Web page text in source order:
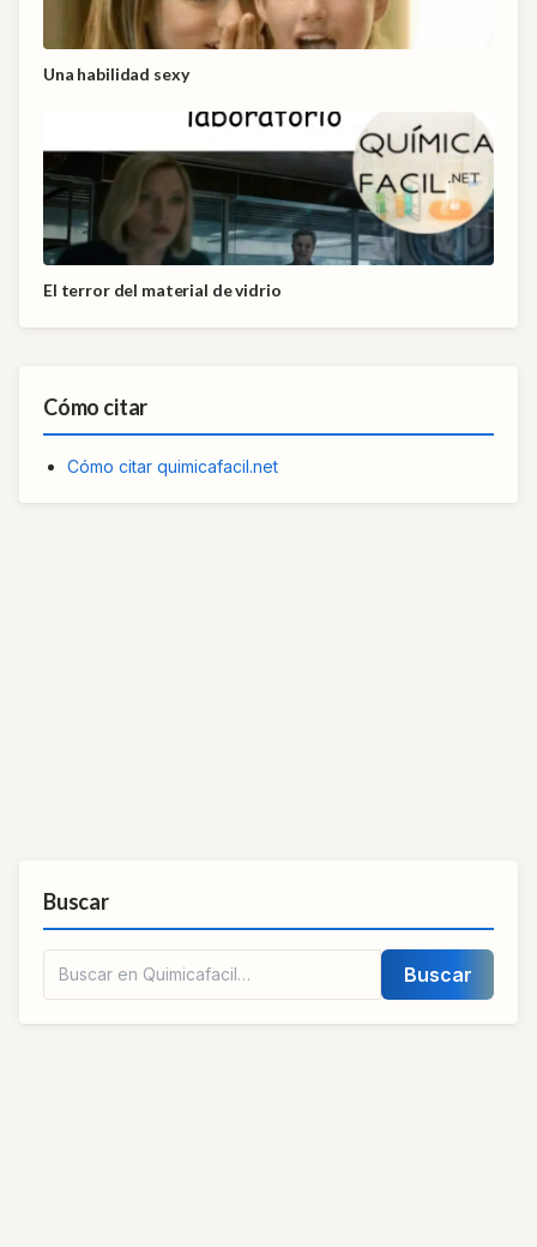
Una habilidad sexy
El terror del material de vidrio
Cómo citar
Cómo citar quimicafacil.net
Buscar
Buscar